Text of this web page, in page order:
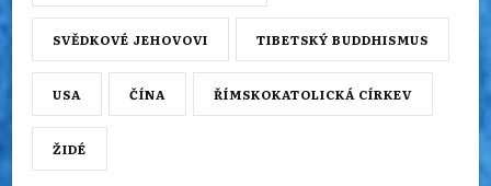
SVĚDKOVÉ JEHOVOVI TIBETSKÝ BUDDHISMUS
USA ČÍNA ŘÍMSKOKATOLICKÁ CÍRKEV
ŽIDÉ